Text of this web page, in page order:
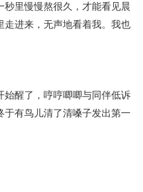
里慢慢熬很久，才能看见晨
走进来，无声地看着我。我也
始醒了，哼哼唧唧与同伴低诉
于有鸟儿清了清嗓子发出第一